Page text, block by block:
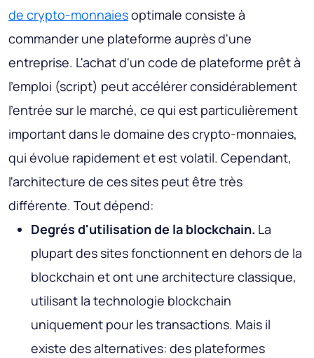
de crypto-monnaiesoptimale consiste à
commander une plateforme auprès d'une
entreprise. L'achat d'un code de plateforme prêt à
l'emploi (script) peut accélérer considérablement
l'entrée sur le marché, ce qui est particulièrement
important dans le domaine des crypto-monnaies,
qui évolue rapidement et est volatil. Cependant,
l'architecture de ces sites peut être très
différente. Tout dépend:
Degrés d'utilisation de la blockchain. La
plupart des sites fonctionnent en dehors de la
blockchain et ont une architecture classique,
utilisant la technologie blockchain
uniquement pour les transactions. Mais il
existe des alternatives: des plateformes